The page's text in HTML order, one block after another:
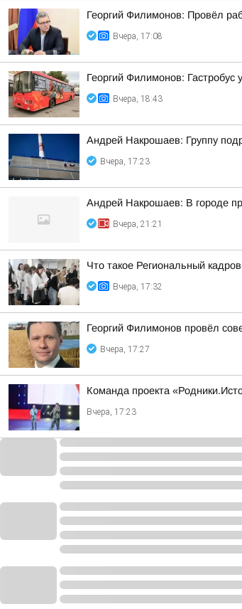
Георгий Филимонов: Провёл
Вчера, 17:08
Георгий Филимонов: Гастробус
Вчера, 18:43
Андрей Накрошаев: Группу
Вчера, 17:23
Андрей Накрошаев: В городе
Вчера, 21:21
Что такое Региональный
Вчера, 17:32
Георгий Филимонов провёл
Вчера, 17:27
Команда проекта
Вчера, 17:23